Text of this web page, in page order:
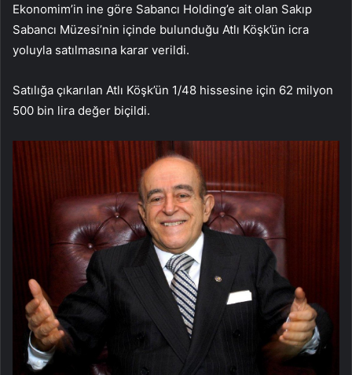
Ekonomim’in ine göre Sabancı Holding’e ait olan Sakıp
Sabancı Müzesi’nin içinde bulunduğu Atlı Köşk’ün icra
yoluyla satılmasına karar verildi.
Satılığa çıkarılan Atlı Köşk’ün 1/48 hissesine için 62 milyon
500 bin lira değer biçildi.